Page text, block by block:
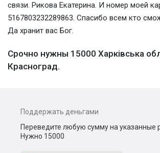
связи. Рикова Екатерина. И номер моей
5167803232289863. Спасибо всем кто
Да хранит вас Бог.
Срочно нужны 15000 Харківська
Красноград.
Поддержать деньгами
Переведите любую сумму на указанные
Нужно 15000